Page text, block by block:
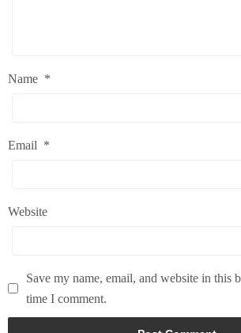
Name *
Email *
Website
Save my name, email, and website in this
time I comment.